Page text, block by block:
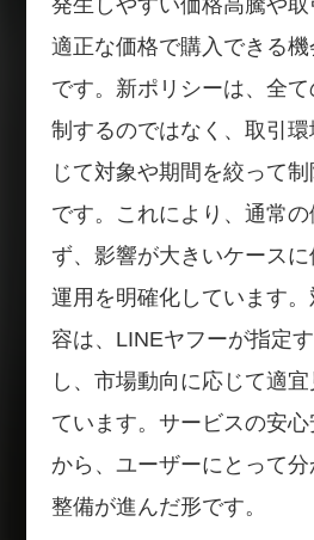
適正な価格で購入できる
です。新ポリシーは、全
制するのではなく、取引
じて対象や期間を絞って
です。これにより、通常
ず、影響が大きいケース
運用を明確化しています
容は、LINEヤフーが指定
し、市場動向に応じて適
ています。サービスの安
から、ユーザーにとって
整備が進んだ形です。